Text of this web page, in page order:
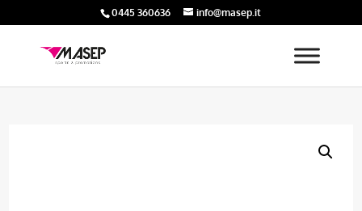
0445 360636 info@masep.it